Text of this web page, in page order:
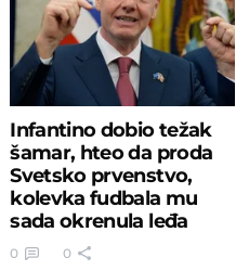
Infantino dobio težak
šamar, hteo da proda
Svetsko prvenstvo,
kolevka fudbala mu
sada okrenula leđa
0 0